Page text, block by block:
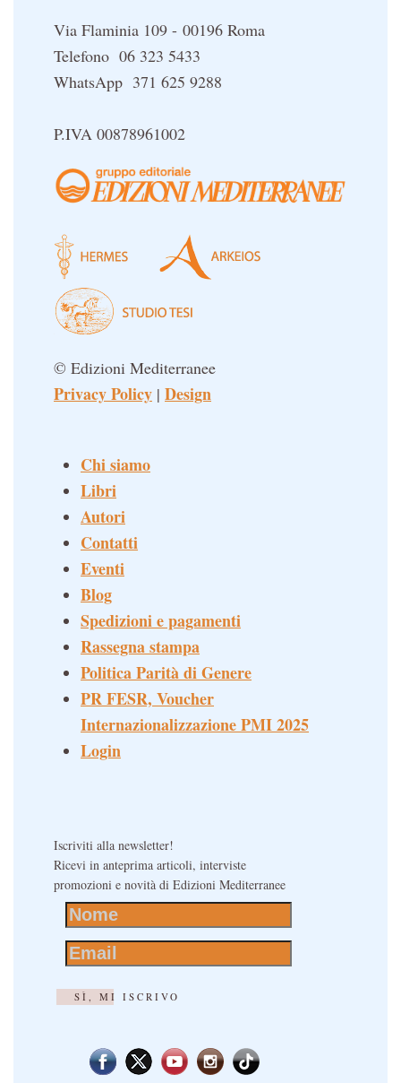
Via Flaminia 109 - 00196 Roma
Telefono 06 323 5433
WhatsApp 371 625 9288
P.IVA 00878961002
© Edizioni Mediterranee
Privacy Policy | Design
Chi siamo
Libri
Autori
Contatti
Eventi
Blog
Spedizioni e pagamenti
Rassegna stampa
Politica Parità di Genere
PR FESR, Voucher
Internazionalizzazione PMI 2025
Login
Iscriviti alla newsletter!
Ricevi in anteprima articoli, interviste
promozioni e novità di Edizioni Mediterranee
SÌ, MI ISCRIVO